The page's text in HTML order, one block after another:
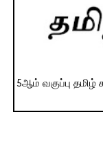
5ஆம் வகுப்பு தமிழ்